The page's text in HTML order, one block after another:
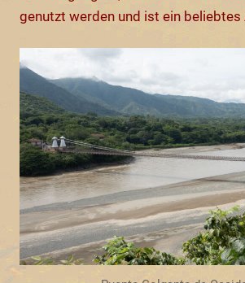
genutzt werden und ist ein beliebtes